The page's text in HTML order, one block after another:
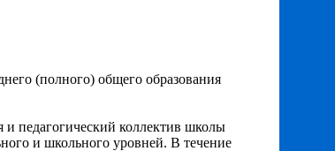
(полного) общего образования
и педагогический коллектив школы
и школьного уровней. В течение